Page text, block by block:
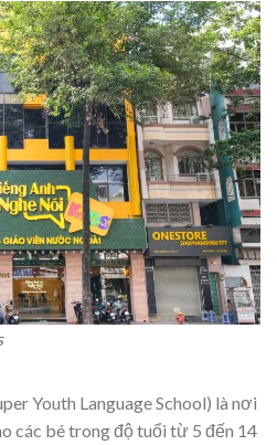
Youth Language School) là nơi
các bé trong độ tuổi từ 5 đến 14